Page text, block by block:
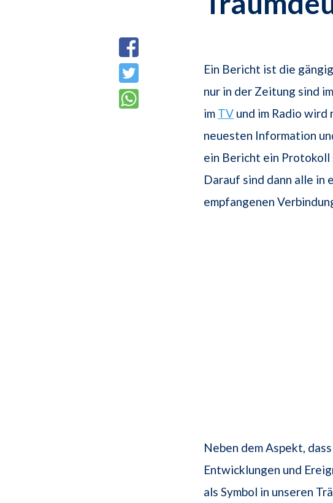
Ein Bericht ist die
nur in der Zeitung sind
im TV und im Radio wird
neuesten Information
ein Bericht ein Protokoll
Darauf sind dann alle in
empfangenen
Neben dem Aspekt,
Entwicklungen und
als Symbol in unseren